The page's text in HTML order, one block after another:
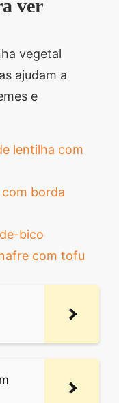
ver
vegetal
ajudam a
e
lentilha com
borda
bico
com tofu